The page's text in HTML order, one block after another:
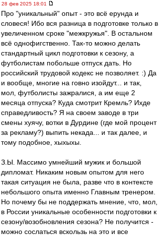
28 фев 2025 18:01
Про "уникальный" опыт - это всё ерунда и
словеся! Ибо вся разница в подготовке только в
увеличенном сроке "межкружья". В остальном
всё однофигственно. Так-то можно делать
стандартный цикл подготовки к сезону, а
футболистам побольше отпуск дать. Но
российский трудовой кодекс не позволяет. :) Да
и вообще, многие на говно изойдут... и так,
мол, футболисты зажралися, а им еще 2
месяца отпуска? Куда смотрит Кремль? Ихде
справедливость? Я на своем заводе в три
смены хуячу, вотки в Дурдине (где мой процент
за рекламу?) выпить некада... и так далее, и
тому подобное, хыхыхы.
З.Ы. Массимо умнейший мужик и большой
дипломат. Никаким новым опытом для него
такая ситуация не была, разве что в контексте
небольшого опыта именно Главным тренером.
Но почему бы не поддержать мнение, что, мол,
в России уникальные особенности подготовки к
сезону/возобновления сезона? Не получится -
можно сослаться вскользь на это и все